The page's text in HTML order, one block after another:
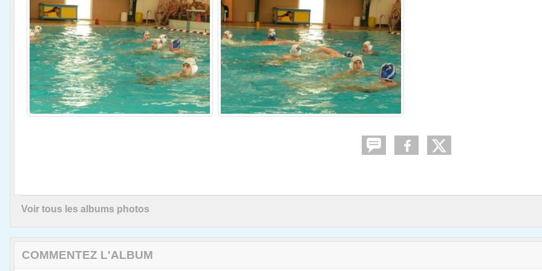
Voir tous les albums photos
COMMENTEZ L'ALBUM